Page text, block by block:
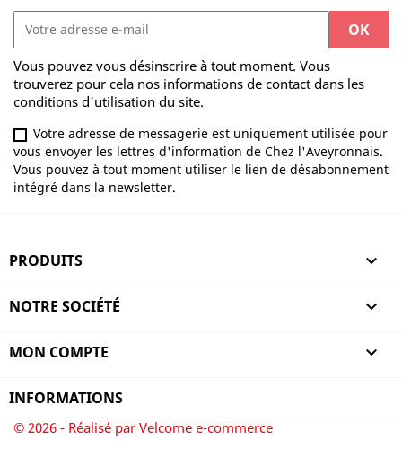
Vous pouvez vous désinscrire à tout moment. Vous
trouverez pour cela nos informations de contact dans les
conditions d'utilisation du site.
Votre adresse de messagerie est uniquement utilisée pour
vous envoyer les lettres d'information de Chez l'Aveyronnais.
Vous pouvez à tout moment utiliser le lien de désabonnement
intégré dans la newsletter.
PRODUITS 
NOTRE SOCIÉTÉ 
MON COMPTE 
INFORMATIONS
© 2026 - Réalisé par Velcome e-commerce